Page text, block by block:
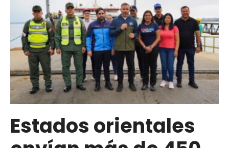
priorizaremos
la
salud,
vialidad
y
atención
social
en
el
segundo
semestre
Estados orientales